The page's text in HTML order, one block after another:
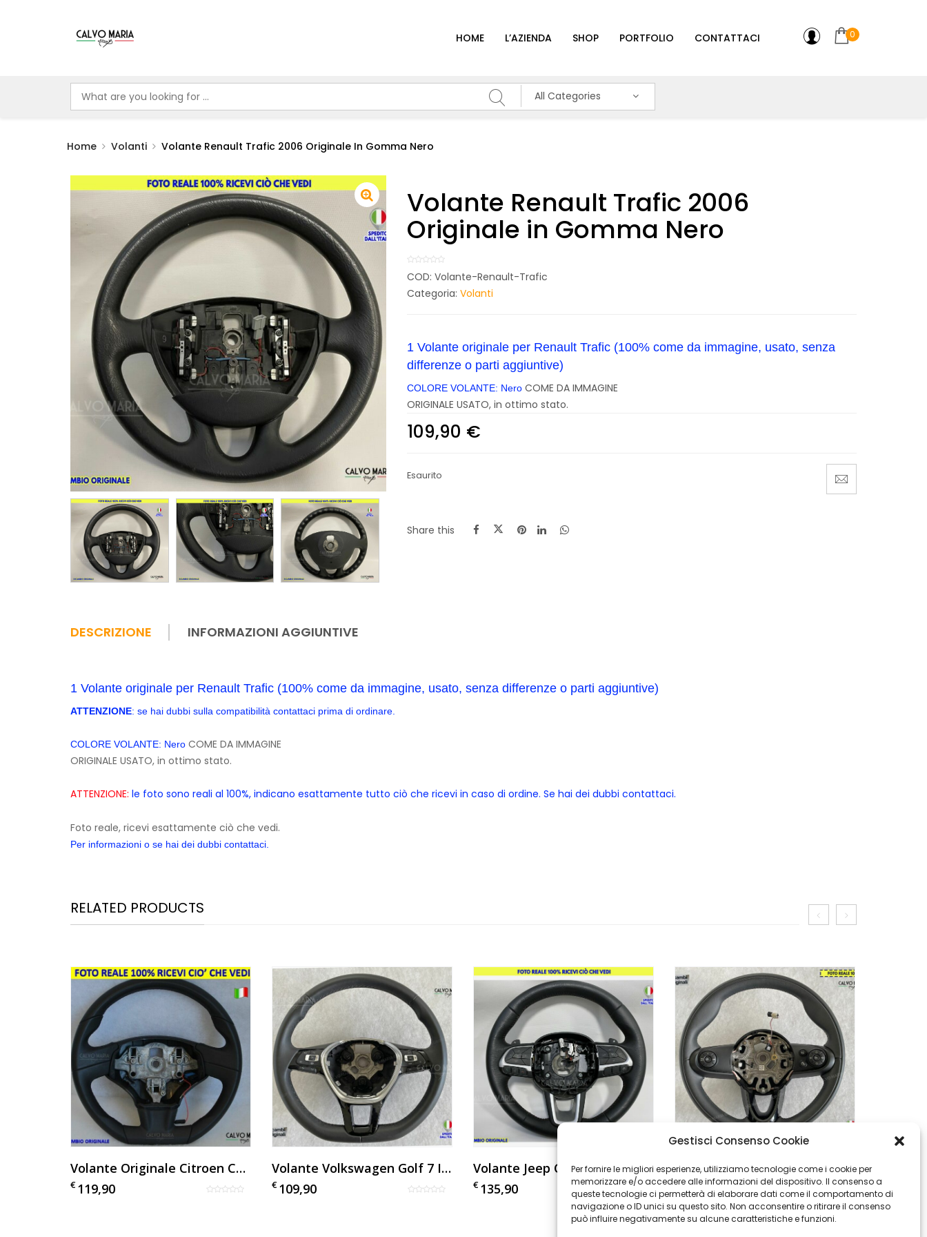
Gestisci Consenso Cookie
Per fornire le migliori esperienze, utilizziamo tecnologie come i cookie per
memorizzare e/o accedere alle informazioni del dispositivo. Il consenso a
queste tecnologie ci permetterà di elaborare dati come il comportamento di
navigazione o ID unici su questo sito. Non acconsentire o ritirare il consenso
può influire negativamente su alcune caratteristiche e funzioni.
HOME L’AZIENDA SHOP PORTFOLIO CONTATTACI 0
All Categories
Home Volanti Volante Renault Trafic 2006 Originale In Gomma Nero
Volante Renault Trafic 2006
Originale in Gomma Nero
COD: Volante-Renault-Trafic
Categoria: Volanti
1 Volante originale per Renault Trafic (100% come da immagine, usato, senza
differenze o parti aggiuntive)
COLORE VOLANTE: NeroCOME DA IMMAGINE
ORIGINALE USATO, in ottimo stato.
109,90 €
Esaurito
Share this
DESCRIZIONE INFORMAZIONI AGGIUNTIVE
1 Volante originale per Renault Trafic (100% come da immagine, usato, senza differenze o parti aggiuntive)
ATTENZIONE: se hai dubbi sulla compatibilità contattaci prima di ordinare.
COLORE VOLANTE: Nero COME DA IMMAGINE
ORIGINALE USATO, in ottimo stato.
ATTENZIONE: le foto sono reali al 100%, indicano esattamente tutto ciò che ricevi in caso di ordine. Se hai dei dubbi contattaci.
Foto reale, ricevi esattamente ciò che vedi.
Per informazioni o se hai dei dubbi contattaci.
RELATED PRODUCTS
Volante Originale Citroen C3 In Pelle Nero Usato
119,90
€
Volante Volkswagen Golf 7 In Pelle Nero Originale Con Comandi
109,90
€
Volante Jeep Compass Pelle Nero Originale Con Comandi
135,90
€
Volante Mini Cooper Originale In Pelle Con Comandi
109,90
€ 99,90
€